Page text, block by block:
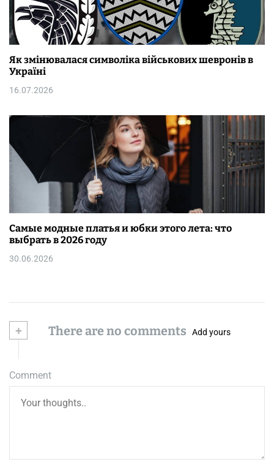
Як змінювалася символіка військових шевронів в
Україні
16.07.2026
Самые модные платья и юбки этого лета: что
выбрать в 2026 году
30.06.2026
+ There are no comments Add yours
Comment